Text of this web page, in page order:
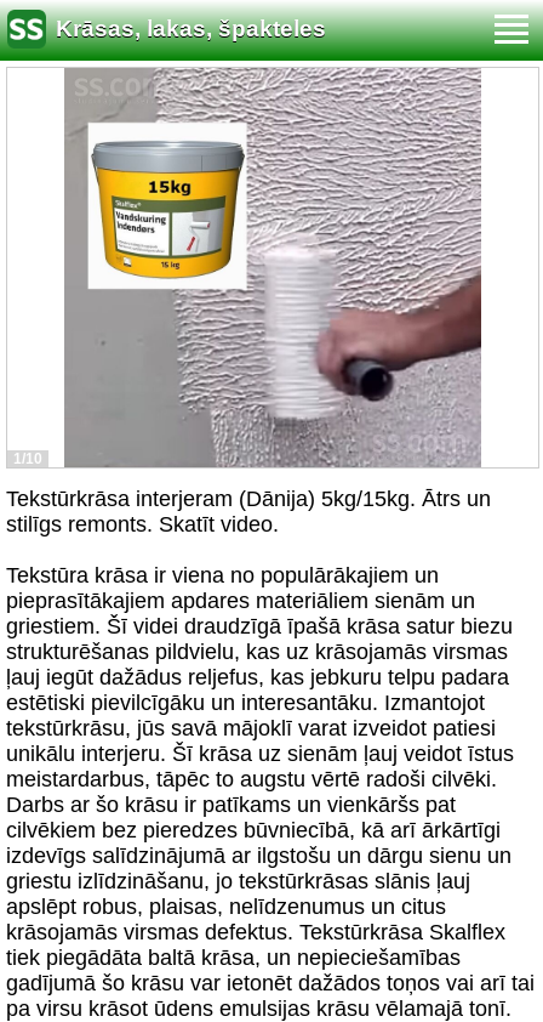
Krāsas, lakas, špakteles
1/10
Tekstūrkrāsa interjeram (Dānija) 5kg/15kg. Ātrs un
stilīgs remonts. Skatīt video.
Tekstūra krāsa ir viena no populārākajiem un
pieprasītākajiem apdares materiāliem sienām un
griestiem. Šī videi draudzīgā īpašā krāsa satur biezu
strukturēšanas pildvielu, kas uz krāsojamās virsmas
ļauj iegūt dažādus reljefus, kas jebkuru telpu padara
estētiski pievilcīgāku un interesantāku. Izmantojot
tekstūrkrāsu, jūs savā mājoklī varat izveidot patiesi
unikālu interjeru. Šī krāsa uz sienām ļauj veidot īstus
meistardarbus, tāpēc to augstu vērtē radoši cilvēki.
Darbs ar šo krāsu ir patīkams un vienkāršs pat
cilvēkiem bez pieredzes būvniecībā, kā arī ārkārtīgi
izdevīgs salīdzinājumā ar ilgstošu un dārgu sienu un
griestu izlīdzināšanu, jo tekstūrkrāsas slānis ļauj
apslēpt robus, plaisas, nelīdzenumus un citus
krāsojamās virsmas defektus. Tekstūrkrāsa Skalflex
tiek piegādāta baltā krāsa, un nepieciešamības
gadījumā šo krāsu var ietonēt dažādos toņos vai arī tai
pa virsu krāsot ūdens emulsijas krāsu vēlamajā tonī.